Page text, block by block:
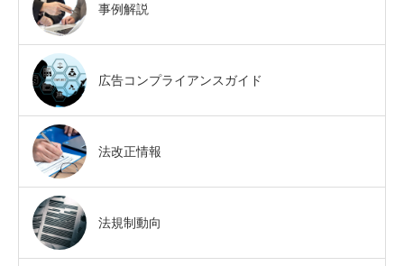
事例解説
広告コンプライアンスガイド
法改正情報
法規制動向